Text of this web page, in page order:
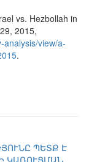
vs. Hezbollah in
2015,
analysis/view/a-
.
ՊԵՏՔ Է